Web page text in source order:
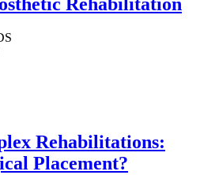
Rehabilitation
Rehabilitations:
Placement?